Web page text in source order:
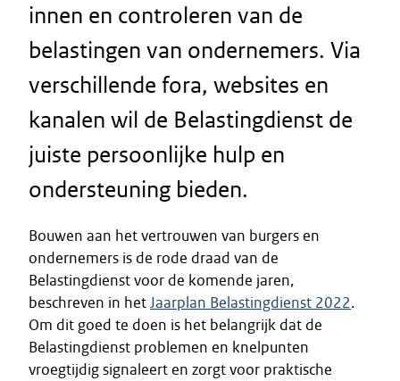
innen en controleren van de
belastingen van ondernemers. Via
verschillende fora, websites en
kanalen wil de Belastingdienst de
juiste persoonlijke hulp en
ondersteuning bieden.
Bouwen aan het vertrouwen van burgers en
ondernemers is de rode draad van de
Belastingdienst voor de komende jaren,
beschreven in hetJaarplan Belastingdienst 2022.
Om dit goed te doen is het belangrijk dat de
Belastingdienst problemen en knelpunten
vroegtijdig signaleert en zorgt voor praktische